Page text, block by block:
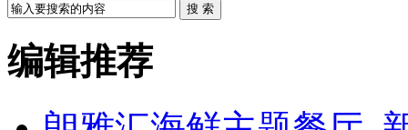
搜 索
编辑推荐